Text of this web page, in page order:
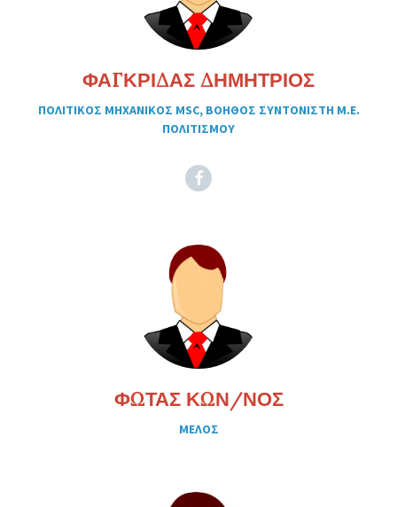
ΦΑΓΚΡΙΔΑΣ ΔΗΜΗΤΡΙΟΣ
ΠΟΛΙΤΙΚΟΣ ΜΗΧΑΝΙΚΟΣ MSC, ΒΟΗΘΟΣ ΣΥΝΤΟΝΙΣΤΗ Μ.Ε.
ΠΟΛΙΤΙΣΜΟΥ
Facebook
ΦΩΤΑΣ ΚΩΝ/ΝΟΣ
ΜΕΛΟΣ